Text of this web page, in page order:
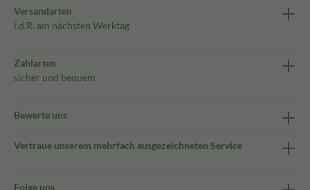
Versandarten
i.d.R. am nächsten Werktag
Zahlarten
sicher und bequem
Bewerte uns
Vertraue unserem mehrfach ausgezeichneten Service
Folge uns